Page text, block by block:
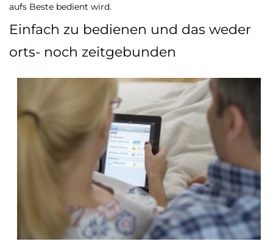
aufs Beste bedient wird.
Einfach zu bedienen und das weder
orts- noch zeitgebunden